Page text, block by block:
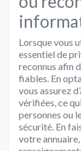
Lorsque vous
essentiel de
reconnus afin
fiables. En
vous assurez
vérifiées, ce
personnes ou
sécurité. En
votre